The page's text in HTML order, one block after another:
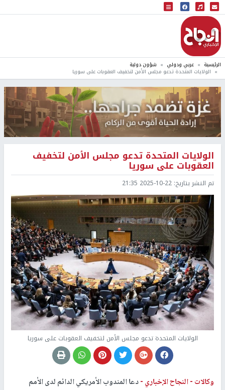
البث المباشر
إذاعة النجاح
الرئيسية عربي ودولي شؤون دولية
الولايات المتحدة تدعو مجلس الأمن لتخفيف العقوبات على سوريا
الولايات المتحدة تدعو مجلس الأمن لتخفيف
العقوبات على سوريا
تم النشر بتاريخ: 2025-10-22 21:35
الولايات المتحدة تدعو مجلس الأمن لتخفيف العقوبات على سوريا
وكالات -النجاح الإخباري -دعا المندوب الأمريكي الدائم لدى الأمم